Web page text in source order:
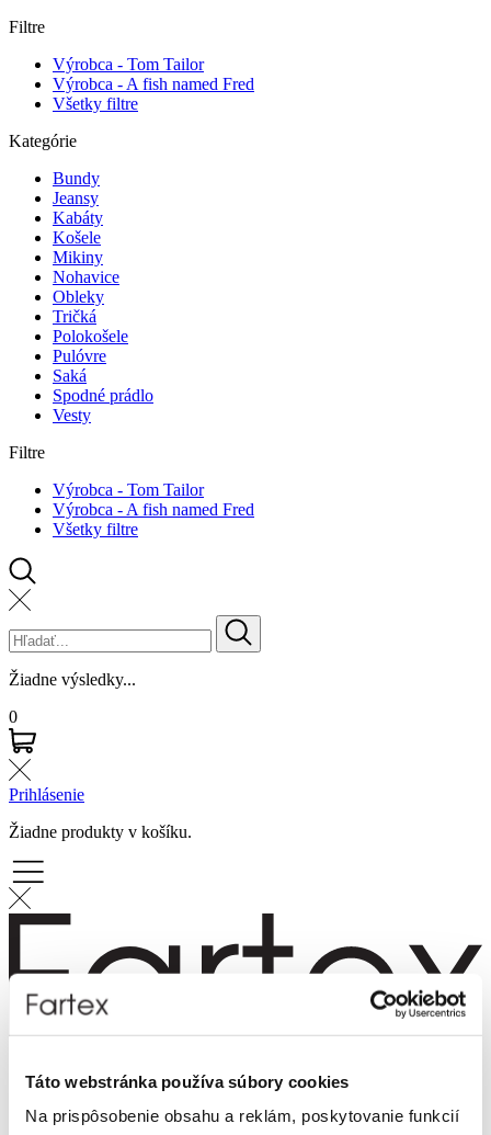
Táto webstránka používa súbory cookies
Na prispôsobenie obsahu a reklám, poskytovanie funkcií
Filtre
Výrobca - Tom Tailor
Výrobca - A fish named Fred
Všetky filtre
Kategórie
Bundy
Jeansy
Kabáty
Košele
Mikiny
Nohavice
Obleky
Tričká
Polokošele
Pulóvre
Saká
Spodné prádlo
Vesty
Filtre
Výrobca - Tom Tailor
Výrobca - A fish named Fred
Všetky filtre
Žiadne výsledky...
0
Prihlásenie
Žiadne produkty v košíku.
Novinky
Dámska móda
Pánska móda